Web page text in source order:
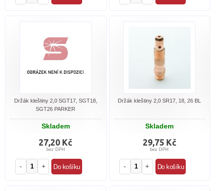
Držák kleštiny 2,0 SGT17, SGT18,
SGT26 PARKER
Skladem
27,20 Kč
bez DPH
- +
Držák kleštiny 2,0 SR17, 18, 26 BL
Skladem
29,75 Kč
bez DPH
- +